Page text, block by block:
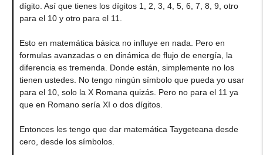
dígito. Así que tienes los dígitos 1, 2, 3, 4, 5, 6, 7, 8, 9, otro
para el 10 y otro para el 11.
Esto en matemática básica no influye en nada. Pero en
formulas avanzadas o en dinámica de flujo de energía, la
diferencia es tremenda. Donde están, simplemente no los
tienen ustedes. No tengo ningún símbolo que pueda yo usar
para el 10, solo la X Romana quizás. Pero no para el 11 ya
que en Romano sería XI o dos dígitos.
Entonces les tengo que dar matemática Taygeteana desde
cero, desde los símbolos.